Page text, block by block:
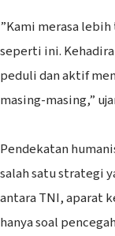
‎”Kami merasa
seperti ini.
peduli dan aktif
masing-masing,”
‎Pendekatan
salah satu strategi
antara TNI, aparat
hanya soal